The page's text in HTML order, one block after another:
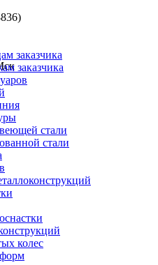
заказчика
заказчика
стали
стали
колес